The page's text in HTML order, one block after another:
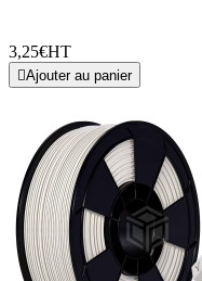
3,25€HT
Ajouter au panier